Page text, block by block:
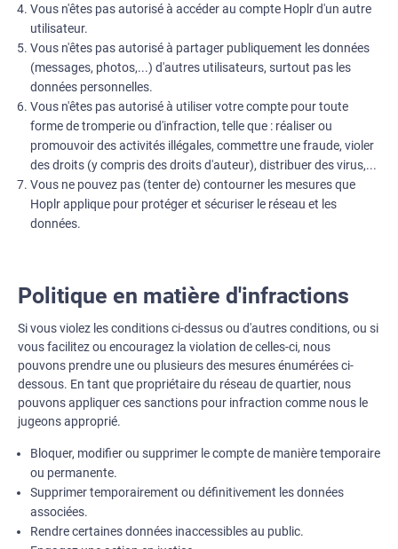
Vous n'êtes pas autorisé à accéder au compte Hoplr d'un autre
utilisateur.
Vous n'êtes pas autorisé à partager publiquement les données
(messages, photos,...) d'autres utilisateurs, surtout pas les
données personnelles.
Vous n'êtes pas autorisé à utiliser votre compte pour toute
forme de tromperie ou d'infraction, telle que : réaliser ou
promouvoir des activités illégales, commettre une fraude, violer
des droits (y compris des droits d'auteur), distribuer des virus,...
Vous ne pouvez pas (tenter de) contourner les mesures que
Hoplr applique pour protéger et sécuriser le réseau et les
données.
Politique en matière d'infractions
Si vous violez les conditions ci-dessus ou d'autres conditions, ou si
vous facilitez ou encouragez la violation de celles-ci, nous
pouvons prendre une ou plusieurs des mesures énumérées ci-
dessous. En tant que propriétaire du réseau de quartier, nous
pouvons appliquer ces sanctions pour infraction comme nous le
jugeons approprié.
Bloquer, modifier ou supprimer le compte de manière temporaire
ou permanente.
Supprimer temporairement ou définitivement les données
associées.
Rendre certaines données inaccessibles au public.